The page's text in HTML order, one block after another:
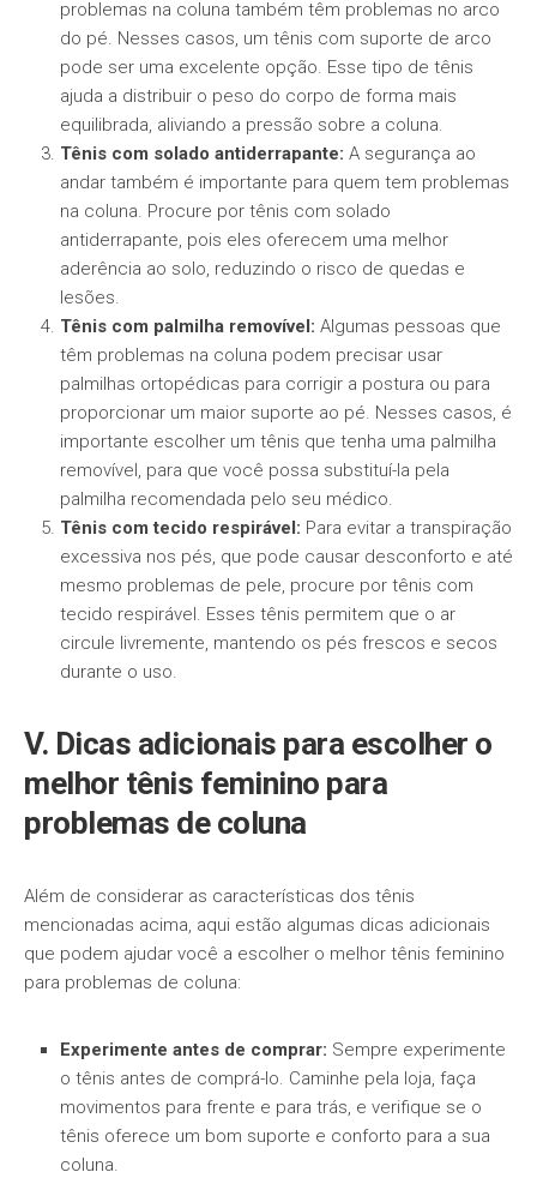
problemas na coluna também têm problemas no arco
do pé. Nesses casos, um tênis com suporte de arco
pode ser uma excelente opção. Esse tipo de tênis
ajuda a distribuir o peso do corpo de forma mais
equilibrada, aliviando a pressão sobre a coluna.
Tênis com solado antiderrapante: A segurança ao
andar também é importante para quem tem problemas
na coluna. Procure por tênis com solado
antiderrapante, pois eles oferecem uma melhor
aderência ao solo, reduzindo o risco de quedas e
lesões.
Tênis com palmilha removível: Algumas pessoas que
têm problemas na coluna podem precisar usar
palmilhas ortopédicas para corrigir a postura ou para
proporcionar um maior suporte ao pé. Nesses casos, é
importante escolher um tênis que tenha uma palmilha
removível, para que você possa substituí-la pela
palmilha recomendada pelo seu médico.
Tênis com tecido respirável: Para evitar a transpiração
excessiva nos pés, que pode causar desconforto e até
mesmo problemas de pele, procure por tênis com
tecido respirável. Esses tênis permitem que o ar
circule livremente, mantendo os pés frescos e secos
durante o uso.
V. Dicas adicionais para escolher o
melhor tênis feminino para
problemas de coluna
Além de considerar as características dos tênis
mencionadas acima, aqui estão algumas dicas adicionais
que podem ajudar você a escolher o melhor tênis feminino
para problemas de coluna:
Experimente antes de comprar: Sempre experimente
o tênis antes de comprá-lo. Caminhe pela loja, faça
movimentos para frente e para trás, e verifique se o
tênis oferece um bom suporte e conforto para a sua
coluna.